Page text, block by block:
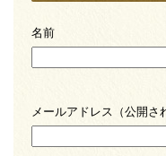
名前
メールアドレス（公開さ